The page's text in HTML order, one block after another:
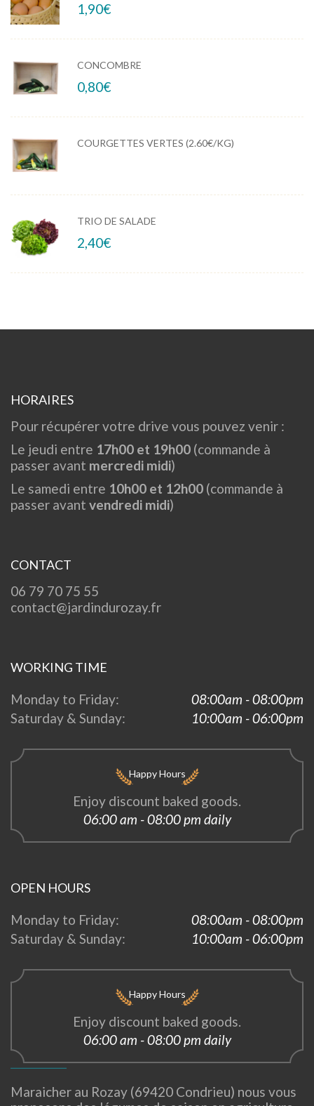
1,90€
CONCOMBRE
0,80€
COURGETTES VERTES (2.60€/KG)
TRIO DE SALADE
2,40€
HORAIRES
Pour récupérer votre drive vous pouvez venir :
Le jeudi entre 17h00 et 19h00 (commande à
passer avant mercredi midi)
Le samedi entre 10h00 et 12h00 (commande à
passer avant vendredi midi)
CONTACT
06 79 70 75 55
contact@jardindurozay.fr
WORKING TIME
Monday to Friday:
08:00am - 08:00pm
Saturday & Sunday:
10:00am - 06:00pm
Happy Hours
Enjoy discount baked goods.
06:00 am - 08:00 pm daily
OPEN HOURS
Monday to Friday:
08:00am - 08:00pm
Saturday & Sunday:
10:00am - 06:00pm
Happy Hours
Enjoy discount baked goods.
06:00 am - 08:00 pm daily
Maraicher au Rozay (69420 Condrieu) nous vous